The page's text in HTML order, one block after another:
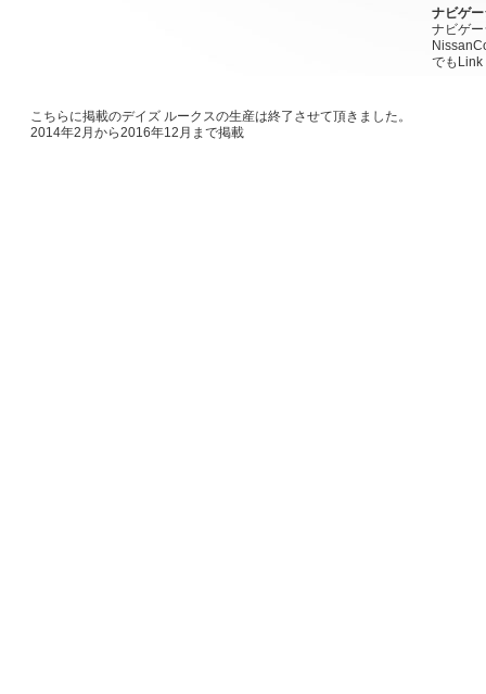
ナビゲ
ナビゲ
でもLink
こちらに掲載のデイズ ルークスの生産は終了させて頂きました。
2014年2月から2016年12月まで掲載